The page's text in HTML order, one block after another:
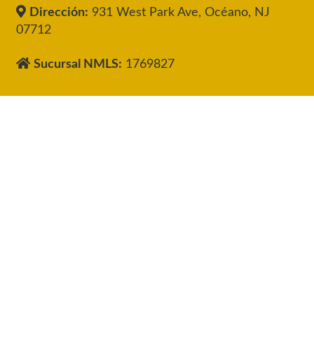
Dirección: 931 West Park Ave, Océano, NJ
07712
Sucursal NMLS: 1769827